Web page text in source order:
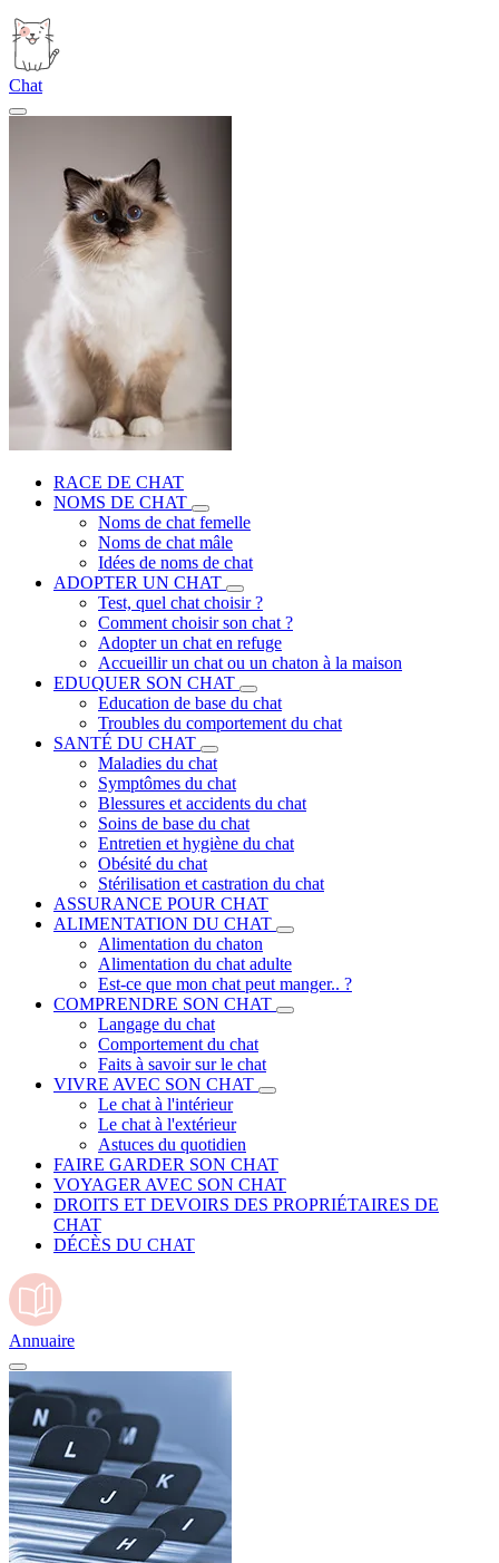
Chat
RACE DE CHAT
NOMS DE CHAT
Noms de chat femelle
Noms de chat mâle
Idées de noms de chat
ADOPTER UN CHAT
Test, quel chat choisir ?
Comment choisir son chat ?
Adopter un chat en refuge
Accueillir un chat ou un chaton à la maison
EDUQUER SON CHAT
Education de base du chat
Troubles du comportement du chat
SANTÉ DU CHAT
Maladies du chat
Symptômes du chat
Blessures et accidents du chat
Soins de base du chat
Entretien et hygiène du chat
Obésité du chat
Stérilisation et castration du chat
ASSURANCE POUR CHAT
ALIMENTATION DU CHAT
Alimentation du chaton
Alimentation du chat adulte
Est-ce que mon chat peut manger.. ?
COMPRENDRE SON CHAT
Langage du chat
Comportement du chat
Faits à savoir sur le chat
VIVRE AVEC SON CHAT
Le chat à l'intérieur
Le chat à l'extérieur
Astuces du quotidien
FAIRE GARDER SON CHAT
VOYAGER AVEC SON CHAT
DROITS ET DEVOIRS DES PROPRIÉTAIRES DE
CHAT
DÉCÈS DU CHAT
Annuaire